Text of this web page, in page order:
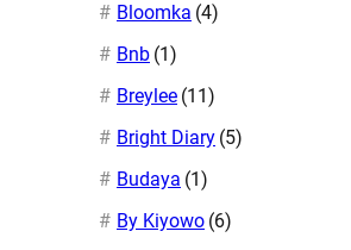
Bloomka (4)
Bnb (1)
Breylee (11)
Bright Diary (5)
Budaya (1)
By Kiyowo (6)